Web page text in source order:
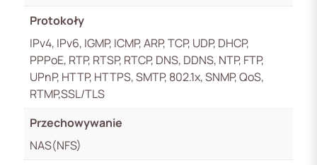
Protokoły
IPv4, IPv6, IGMP, ICMP, ARP, TCP, UDP, DHCP,
PPPoE, RTP, RTSP, RTCP, DNS, DDNS, NTP, FTP,
UPnP, HTTP, HTTPS, SMTP, 802.1x, SNMP, QoS,
RTMP,SSL/TLS
Przechowywanie
NAS(NFS)